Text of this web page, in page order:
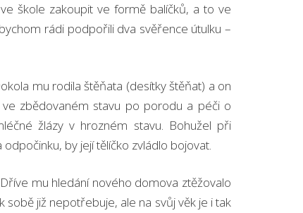
škole zakoupit ve formě balíčků, a to ve
rádi podpořili dva svěřence útulku –
mu rodila štěňata (desítky štěňat) a on
ve zbědovaném stavu po porodu a péči o
žlázy v hrozném stavu. Bohužel při
by její tělíčko zvládlo bojovat.
mu hledání nového domova ztěžovalo
již nepotřebuje, ale na svůj věk je i tak